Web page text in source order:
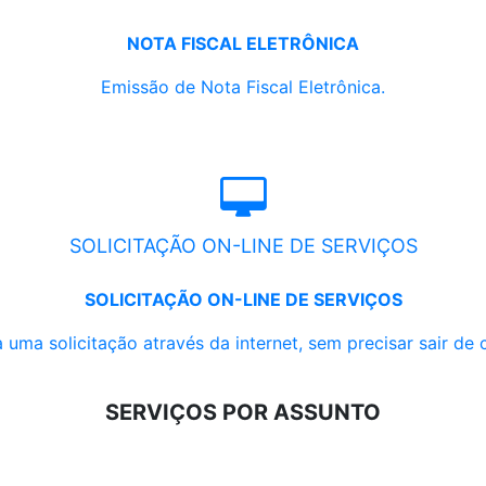
NOTA FISCAL ELETRÔNICA
Emissão de Nota Fiscal Eletrônica.
SOLICITAÇÃO ON-LINE DE SERVIÇOS
SOLICITAÇÃO ON-LINE DE SERVIÇOS
uma solicitação através da internet, sem precisar sair de
SERVIÇOS POR ASSUNTO